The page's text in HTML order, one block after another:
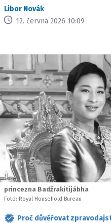
Libor Novák
12. června 2026 10:09
princezna Badžrakitijábha
Foto: Royal Household Bureau
Proč důvěřovat